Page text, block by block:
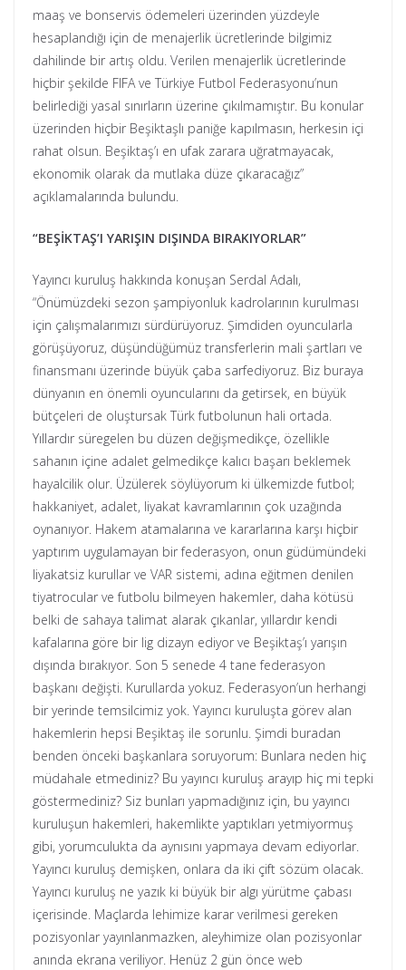
maaş ve bonservis ödemeleri üzerinden yüzdeyle
hesaplandığı için de menajerlik ücretlerinde bilgimiz
dahilinde bir artış oldu. Verilen menajerlik ücretlerinde
hiçbir şekilde FIFA ve Türkiye Futbol Federasyonu’nun
belirlediği yasal sınırların üzerine çıkılmamıştır. Bu konular
üzerinden hiçbir Beşiktaşlı paniğe kapılmasın, herkesin içi
rahat olsun. Beşiktaş’ı en ufak zarara uğratmayacak,
ekonomik olarak da mutlaka düze çıkaracağız”
açıklamalarında bulundu.
“BEŞİKTAŞ’I YARIŞIN DIŞINDA BIRAKIYORLAR”
Yayıncı kuruluş hakkında konuşan Serdal Adalı,
“Önümüzdeki sezon şampiyonluk kadrolarının kurulması
için çalışmalarımızı sürdürüyoruz. Şimdiden oyuncularla
görüşüyoruz, düşündüğümüz transferlerin mali şartları ve
finansmanı üzerinde büyük çaba sarfediyoruz. Biz buraya
dünyanın en önemli oyuncularını da getirsek, en büyük
bütçeleri de oluştursak Türk futbolunun hali ortada.
Yıllardır süregelen bu düzen değişmedikçe, özellikle
sahanın içine adalet gelmedikçe kalıcı başarı beklemek
hayalcilik olur. Üzülerek söylüyorum ki ülkemizde futbol;
hakkaniyet, adalet, liyakat kavramlarının çok uzağında
oynanıyor. Hakem atamalarına ve kararlarına karşı hiçbir
yaptırım uygulamayan bir federasyon, onun güdümündeki
liyakatsiz kurullar ve VAR sistemi, adına eğitmen denilen
tiyatrocular ve futbolu bilmeyen hakemler, daha kötüsü
belki de sahaya talimat alarak çıkanlar, yıllardır kendi
kafalarına göre bir lig dizayn ediyor ve Beşiktaş’ı yarışın
dışında bırakıyor. Son 5 senede 4 tane federasyon
başkanı değişti. Kurullarda yokuz. Federasyon’un herhangi
bir yerinde temsilcimiz yok. Yayıncı kuruluşta görev alan
hakemlerin hepsi Beşiktaş ile sorunlu. Şimdi buradan
benden önceki başkanlara soruyorum: Bunlara neden hiç
müdahale etmediniz? Bu yayıncı kuruluş arayıp hiç mi tepki
göstermediniz? Siz bunları yapmadığınız için, bu yayıncı
kuruluşun hakemleri, hakemlikte yaptıkları yetmiyormuş
gibi, yorumculukta da aynısını yapmaya devam ediyorlar.
Yayıncı kuruluş demişken, onlara da iki çift sözüm olacak.
Yayıncı kuruluş ne yazık ki büyük bir algı yürütme çabası
içerisinde. Maçlarda lehimize karar verilmesi gereken
pozisyonlar yayınlanmazken, aleyhimize olan pozisyonlar
anında ekrana veriliyor. Henüz 2 gün önce web